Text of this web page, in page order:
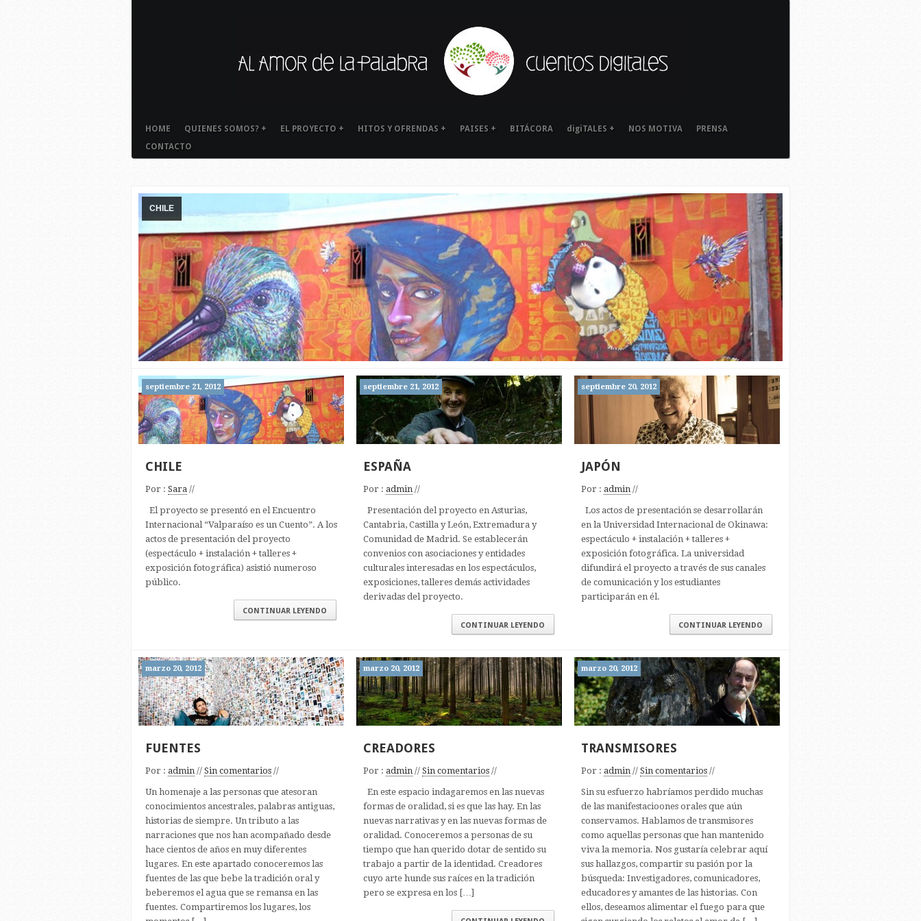
HOME QUIENES SOMOS? + EL PROYECTO + HITOS Y OFRENDAS + PAISES + BITÁCORA digiTALES + NOS MOTIVA
PRENSA
CONTACTO
CHILE
septiembre 21, 2012
CHILE
Por : Sara //
El proyecto se presentó en el Encuentro
Internacional “Valparaíso es un Cuento”. A los
actos de presentación del proyecto
(espectáculo + instalación + talleres +
exposición fotográfica) asistió numeroso
público.
CONTINUAR LEYENDO
septiembre 21, 2012
ESPAÑA
Por : admin //
Presentación del proyecto en Asturias,
Cantabria, Castilla y León, Extremadura y
Comunidad de Madrid. Se establecerán
convenios con asociaciones y entidades
culturales interesadas en los espectáculos,
exposiciones, talleres demás actividades
derivadas del proyecto.
CONTINUAR LEYENDO
septiembre 20, 2012
JAPÓN
Por : admin //
Los actos de presentación se desarrollarán
en la Universidad Internacional de Okinawa:
espectáculo + instalación + talleres +
exposición fotográfica. La universidad
difundirá el proyecto a través de sus canales
de comunicación y los estudiantes
participarán en él.
CONTINUAR LEYENDO
marzo 20, 2012
FUENTES
Por : admin // Sin comentarios //
Un homenaje a las personas que atesoran
conocimientos ancestrales, palabras antiguas,
historias de siempre. Un tributo a las
narraciones que nos han acompañado desde
hace cientos de años en muy diferentes
lugares. En este apartado conoceremos las
fuentes de las que bebe la tradición oral y
beberemos el agua que se remansa en las
fuentes. Compartiremos los lugares, los
marzo 20, 2012
CREADORES
Por : admin // Sin comentarios //
En este espacio indagaremos en las nuevas
formas de oralidad, si es que las hay. En las
nuevas narrativas y en las nuevas formas de
oralidad. Conoceremos a personas de su
tiempo que han querido dotar de sentido su
trabajo a partir de la identidad. Creadores
cuyo arte hunde sus raíces en la tradición
pero se expresa en los […]
marzo 20, 2012
TRANSMISORES
Por : admin // Sin comentarios //
Sin su esfuerzo habríamos perdido muchas
de las manifestacioones orales que aún
conservamos. Hablamos de transmisores
como aquellas personas que han mantenido
viva la memoria. Nos gustaría celebrar aquí
sus hallazgos, compartir su pasión por la
búsqueda: Investigadores, comunicadores,
educadores y amantes de las historias. Con
ellos, deseamos alimentar el fuego para que